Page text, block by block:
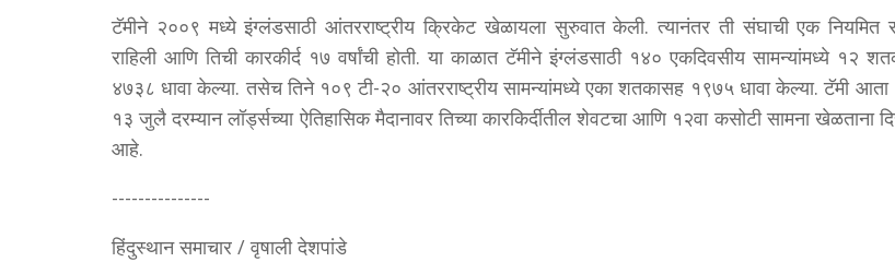
टॅमीने २००९ मध्ये इंग्लंडसाठी आंतरराष्ट्रीय क्रिकेट खेळायला सुरुवात केली. त्यानंतर ती संघाची एक नियमित
राहिली आणि तिची कारकीर्द १७ वर्षांची होती. या काळात टॅमीने इंग्लंडसाठी १४० एकदिवसीय सामन्यांमध्ये १२
४७३८ धावा केल्या. तसेच तिने १०९ टी-२० आंतरराष्ट्रीय सामन्यांमध्ये एका शतकासह १९७५ धावा केल्या. टॅमी
१३ जुलै दरम्यान लॉर्ड्सच्या ऐतिहासिक मैदानावर तिच्या कारकिर्दीतील शेवटचा आणि १२वा कसोटी सामना खेळताना
आहे.
---------------
हिंदुस्थान समाचार / वृषाली देशपांडे